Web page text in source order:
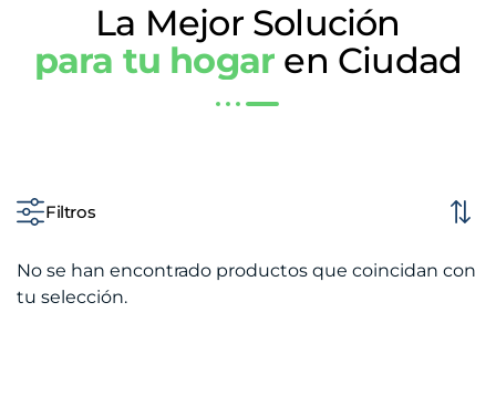
La Mejor Solución
para tu hogar en Ciudad
Filtros
No se han encontrado productos que coincidan con
tu selección.